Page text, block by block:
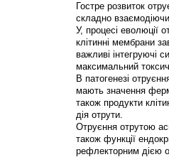
Гостре розвиток
складно
У, процесі еволюції
клітинні мембрани
важливі інтегруючі
максимальний
В патогенезі
мають значення
також продукти
дія отрути.
Отруєння отрутою
також функції
рефлекторним дією